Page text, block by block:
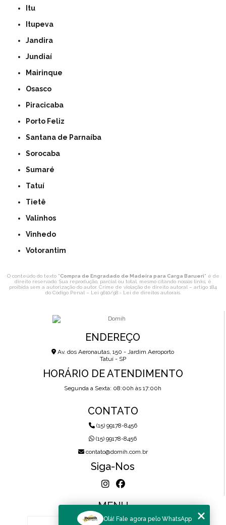
Itu
Itupeva
Jandira
Jundiaí
Mairinque
Osasco
Piracicaba
Porto Feliz
Santana de Parnaíba
Sorocaba
Sumaré
Tatuí
Tietê
Valinhos
Vinhedo
Votorantim
O conteúdo do texto "Compra de Engradado de Madeira para Carga Barueri" é de
direito reservado. Sua reprodução, parcial ou total, mesmo citando nossos links, é
proibida sem a autorização do autor. Crime de violação de direito autoral – artigo 184
do Código Penal – Lei 9610/98 - Lei de direitos autorais.
ENDEREÇO
Av. dos Aeronautas, 150 - Jardim Aeroporto
Tatuí - SP
HORÁRIO DE ATENDIMENTO
Segunda a Sexta: 08:00h às 17:00h
CONTATO
(15) 99178-8456
(15) 99178-8456
contato@domih.com.br
Siga-Nos
MENU
HOME
Olá! Fale agora pelo WhatsApp